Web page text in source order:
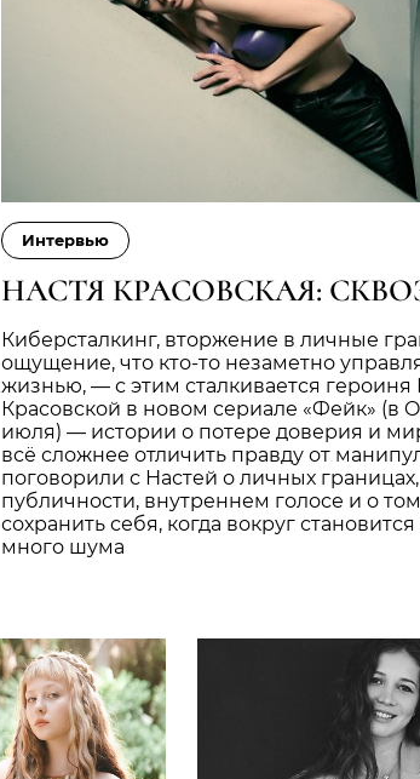
Интервью
НАСТЯ КРАСОВСКАЯ:
Киберсталкинг, вторжение в личные
ощущение, что кто-то незаметно
жизнью, — с этим сталкивается героиня
Красовской в новом сериале «Фейк» (в
июля) — истории о потере доверия и
всё сложнее отличить правду от
поговорили с Настей о личных границах,
публичности, внутреннем голосе и о
сохранить себя, когда вокруг
много шума